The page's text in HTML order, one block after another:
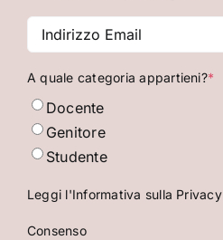
Indirizzo
Email*
A quale categoria appartieni?*
Docente
Genitore
Studente
Leggi l'Informativa sulla Privacy
Consenso